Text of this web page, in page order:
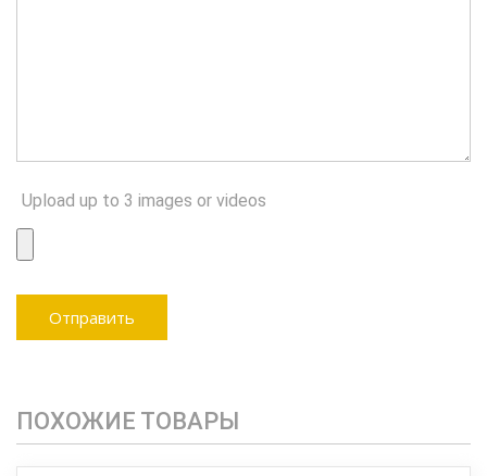
Upload up to 3 images or videos
ПОХОЖИЕ ТОВАРЫ